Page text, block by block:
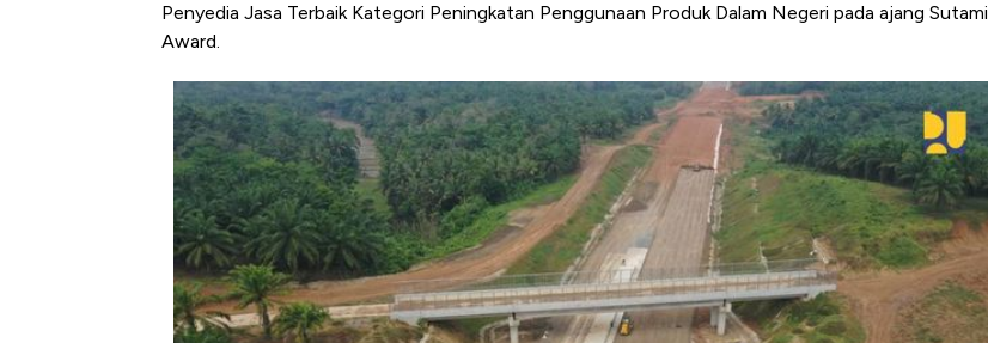
Penyedia Jasa Terbaik Kategori Peningkatan Penggunaan Produk Dalam Negeri pada ajang Sutami
Award.
Langit Dunia, Pembunuh Boeing-Airbus? Baik Buat Pengusaha RI